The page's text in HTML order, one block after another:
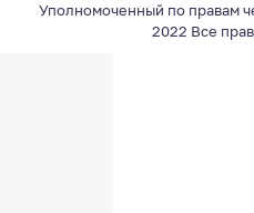
Уполномоченный по правам
2022 Все